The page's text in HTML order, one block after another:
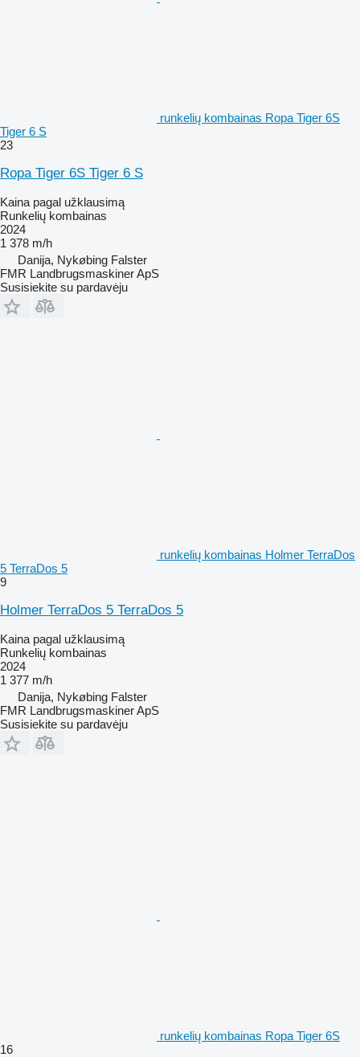
runkelių kombainas Ropa Tiger 6S
Tiger 6 S
23
Ropa Tiger 6S Tiger 6 S
Kaina pagal užklausimą
Runkelių kombainas
2024
1 378 m/h
Danija, Nykøbing Falster
FMR Landbrugsmaskiner ApS
Susisiekite su pardavėju
runkelių kombainas Holmer TerraDos
5 TerraDos 5
9
Holmer TerraDos 5 TerraDos 5
Kaina pagal užklausimą
Runkelių kombainas
2024
1 377 m/h
Danija, Nykøbing Falster
FMR Landbrugsmaskiner ApS
Susisiekite su pardavėju
runkelių kombainas Ropa Tiger 6S
16